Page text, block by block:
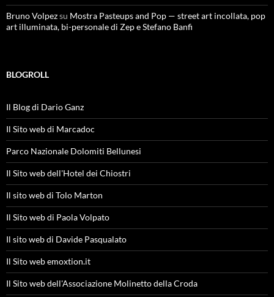
Bruno Volpezsu Mostra Pasteups and Pop — street art incollata, pop
art illuminata, bi-personale di Zep e Stefano Banfi
BLOGROLL
Il Blog di Dario Ganz
Il Sito web di Marcadoc
Parco Nazionale Dolomiti Bellunesi
Il Sito web dell'Hotel dei Chiostri
Il sito web di Tolo Marton
Il Sito web di Paola Volpato
Il sito web di Davide Pasqualato
Il Sito web emoxtion.it
Il Sito web dell'Associazione Molinetto della Croda